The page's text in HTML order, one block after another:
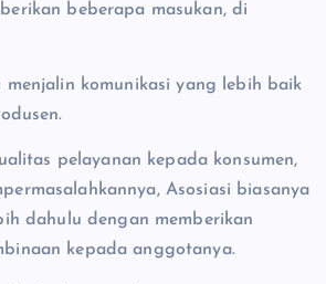
beberapa masukan, di
komunikasi yang lebih baik
pelayanan kepada konsumen,
Asosiasi biasanya
dahulu dengan memberikan
kepada anggotanya.